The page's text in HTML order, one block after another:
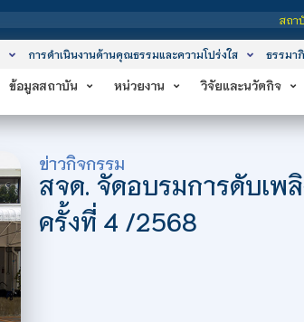
สถาบันเทคโนโลยีจิต
การดำเนินงานด้านคุณธรรมและความโปร่งใส ธรรมา
ข้อมูลสถาบัน หน่วยงาน วิจัยและนวัตกิจ
ข่าวกิจกรรม
สจด. จัดอบรมการดับเ
ครั้งที่ 4 /2568